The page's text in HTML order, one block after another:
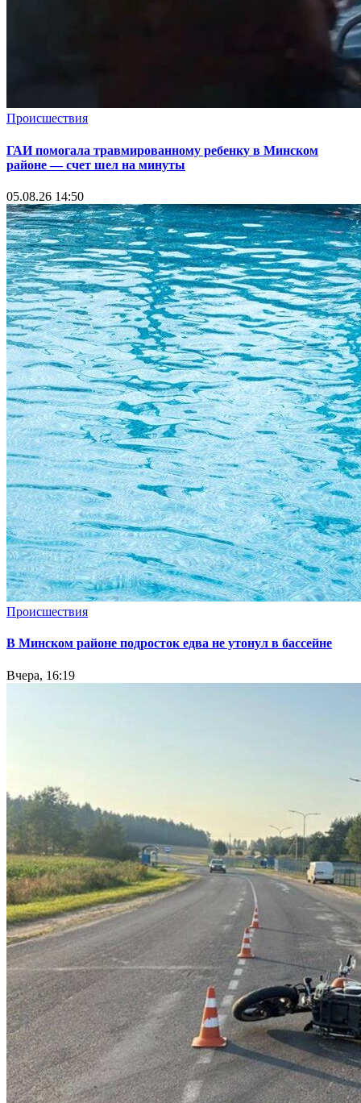
Происшествия
ГАИ помогала травмированному ребенку в Минском
районе — счет шел на минуты
05.08.26 14:50
Происшествия
В Минском районе подросток едва не утонул в бассейне
Вчера, 16:19